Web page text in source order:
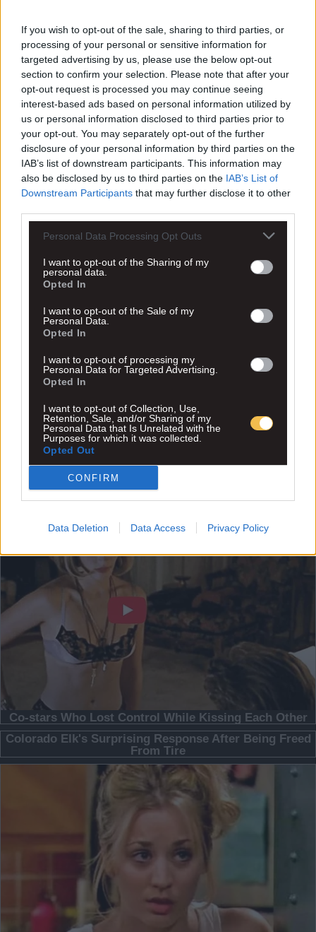
If you wish to opt-out of the sale, sharing to third parties, or
processing of your personal or sensitive information for
targeted advertising by us, please use the below opt-out
section to confirm your selection. Please note that after your
opt-out request is processed you may continue seeing
interest-based ads based on personal information utilized by
us or personal information disclosed to third parties prior to
your opt-out. You may separately opt-out of the further
disclosure of your personal information by third parties on the
IAB’s list of downstream participants. This information may
also be disclosed by us to third parties on the IAB’s List of
Downstream Participants that may further disclose it to other
Personal Data Processing Opt Outs
I want to opt-out of the Sharing of my
personal data.
Opted In
I want to opt-out of the Sale of my
Personal Data.
Opted In
I want to opt-out of processing my
Personal Data for Targeted Advertising.
Opted In
I want to opt-out of Collection, Use,
Retention, Sale, and/or Sharing of my
Personal Data that Is Unrelated with the
Purposes for which it was collected.
Opted Out
CONFIRM
Data Deletion Data Access Privacy Policy